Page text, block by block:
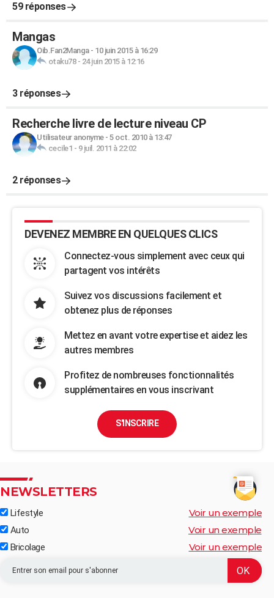
59 réponses
Mangas
Oib.Fan2Manga- 10 juin 2015 à 16:29
otaku78- 24 juin 2015 à 12:16
3 réponses
Recherche livre de lecture niveau CP
Utilisateur anonyme- 5 oct. 2010 à 13:47
cecile1 - 9 juil. 2011 à 22:02
2 réponses
DEVENEZ MEMBRE EN QUELQUES CLICS
Connectez-vous simplement avec ceux qui
partagent vos intérêts
Suivez vos discussions facilement et
obtenez plus de réponses
Mettez en avant votre expertise et aidez les
autres membres
Profitez de nombreuses fonctionnalités
supplémentaires en vous inscrivant
S'INSCRIRE
NEWSLETTERS
Lifestyle Voir un exemple
Auto Voir un exemple
Bricolage Voir un exemple